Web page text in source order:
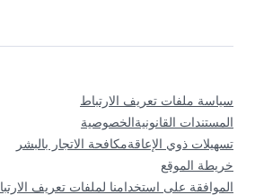
سياسة ملفات تعريف الارتباط
المستندات القانونيةالخصوصية
تسهيلات ذوي الإعاقةمكافحة الاتجار بالبشر
خريطة الموقع
الموافقة على استخدامنا لملفات تعريف الارتباط